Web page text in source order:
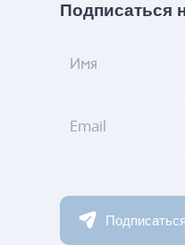
Подписаться
Имя
Email
Подписаться